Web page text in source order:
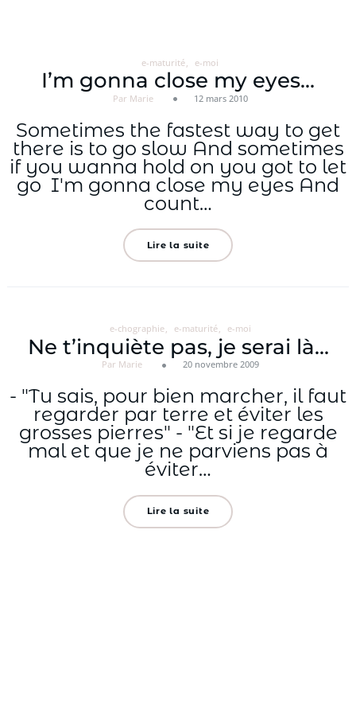
e-maturité e-moi
I’m gonna close my eyes…
Par Marie 12 mars 2010
Sometimes the fastest way to get
there is to go slow And sometimes
if you wanna hold on you got to let
go I'm gonna close my eyes And
count…
Lire la suite
e-chographie e-maturité e-moi
Ne t’inquiète pas, je serai là…
Par Marie 20 novembre 2009
- "Tu sais, pour bien marcher, il faut
regarder par terre et éviter les
grosses pierres" - "Et si je regarde
mal et que je ne parviens pas à
éviter…
Lire la suite